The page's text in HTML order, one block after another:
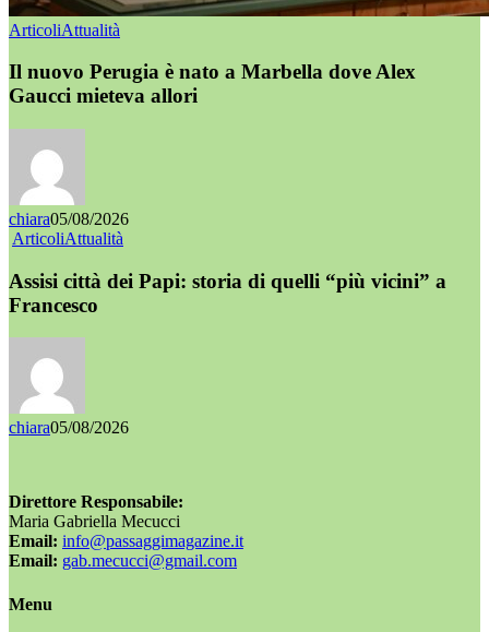
ArticoliAttualità
Il nuovo Perugia è nato a Marbella dove Alex
Gaucci mieteva allori
chiara05/08/2026
ArticoliAttualità
Assisi città dei Papi: storia di quelli “più vicini” a
Francesco
chiara05/08/2026
Direttore Responsabile:
Maria Gabriella Mecucci
Email: info@passaggimagazine.it
Email: gab.mecucci@gmail.com
Menu